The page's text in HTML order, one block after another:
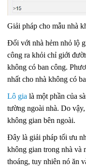
Giải pháp cho mẫu nhà
Đối với nhà hẻm nhỏ lộ
công ra khỏi chỉ giới
không có ban công.
nhất cho nhà không có
Lô gia là một phần của
tường ngoài nhà. Do
không gian bên ngoài.
Đây là giải pháp tối ưu
không gian trong nhà và
thoáng, tuy nhiên nó ăn